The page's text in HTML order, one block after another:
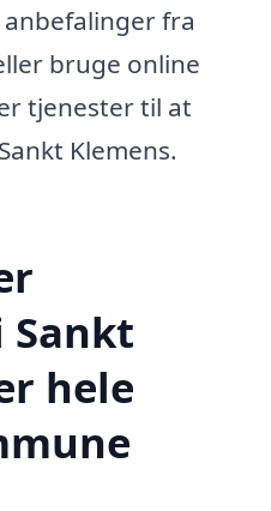
fra
bruge online
tjenester til at
Klemens.
hele